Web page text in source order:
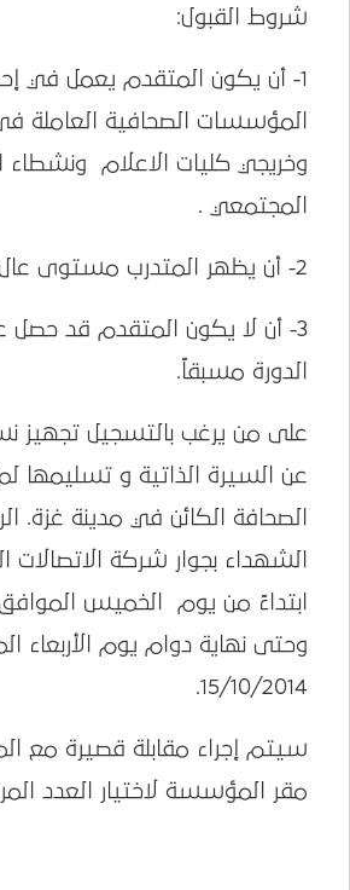
شروط القبول:
1- أن يكون المتقدم يعمل في
المؤسسات الصحافية العاملة
وخريجي كليات الاعلام ونشطاء
المجتمعي .
2- أن يظهر المتدرب مستوى عال من الالتزام.
3- أن لا يكون المتقدم قد
الدورة مسبقاً.
على من يرغب بالتسجيل تجهيز
عن السيرة الذاتية و تسليمها
الصحافة الكائن في مدينة غزة.
الشهداء بجوار شركة الاتصالات
وحتى نهاية دوام يوم الأربعاء
15/10/2014.
سيتم إجراء مقابلة قصيرة مع
مقر المؤسسة لاختيار العدد